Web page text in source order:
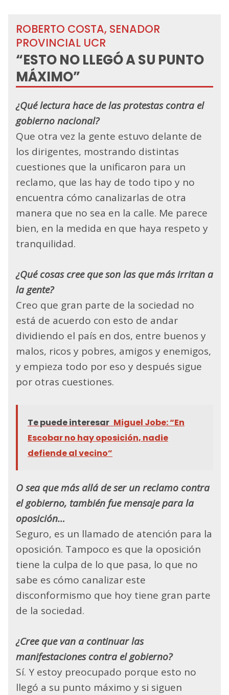
ROBERTO COSTA, SENADOR
PROVINCIAL UCR
“ESTO NO LLEGÓ A SU PUNTO
MÁXIMO”
¿Qué lectura hace de las protestas contra el
gobierno nacional?
Que otra vez la gente estuvo delante de
los dirigentes, mostrando distintas
cuestiones que la unificaron para un
reclamo, que las hay de todo tipo y no
encuentra cómo canalizarlas de otra
manera que no sea en la calle. Me parece
bien, en la medida en que haya respeto y
tranquilidad.
¿Qué cosas cree que son las que más irritan a
la gente?
Creo que gran parte de la sociedad no
está de acuerdo con esto de andar
dividiendo el país en dos, entre buenos y
malos, ricos y pobres, amigos y enemigos,
y empieza todo por eso y después sigue
por otras cuestiones.
Te puede interesar Miguel Jobe: “En
Escobar no hay oposición, nadie
defiende al vecino”
O sea que más allá de ser un reclamo contra
el gobierno, también fue mensaje para la
oposición…
Seguro, es un llamado de atención para la
oposición. Tampoco es que la oposición
tiene la culpa de lo que pasa, lo que no
sabe es cómo canalizar este
disconformismo que hoy tiene gran parte
de la sociedad.
¿Cree que van a continuar las
manifestaciones contra el gobierno?
Sí. Y estoy preocupado porque esto no
llegó a su punto máximo y si siguen